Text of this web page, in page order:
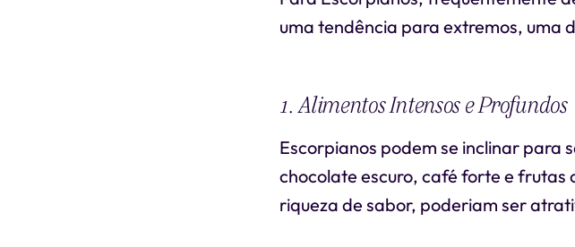
uma tendência para extremos, uma
1. Alimentos Intensos e Profundos
Escorpianos podem se inclinar para
chocolate escuro, café forte e frutas
riqueza de sabor, poderiam ser